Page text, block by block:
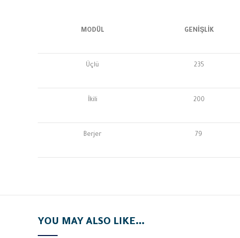
MODÜL GENİŞLİK
Üçlü 235
İkili 200
Berjer 79
YOU MAY ALSO LIKE…